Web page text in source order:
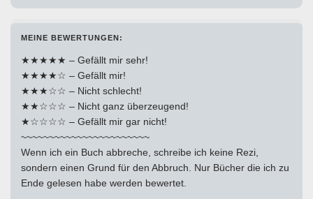
MEINE BEWERTUNGEN:
★★★★★ – Gefällt mir sehr!
★★★★☆ – Gefällt mir!
★★★☆☆ – Nicht schlecht!
★★☆☆☆ – Nicht ganz überzeugend!
★☆☆☆☆ – Gefällt mir gar nicht!
~~~~~~~~~~~~~~~~~~~~~~~
Wenn ich ein Buch abbreche, schreibe ich keine Rezi,
sondern einen Grund für den Abbruch. Nur Bücher die ich zu
Ende gelesen habe werden bewertet.